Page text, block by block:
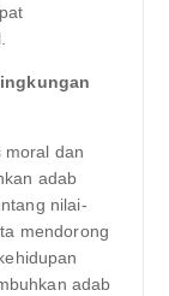
moral dan
adab
nilai-
mendorong
adab